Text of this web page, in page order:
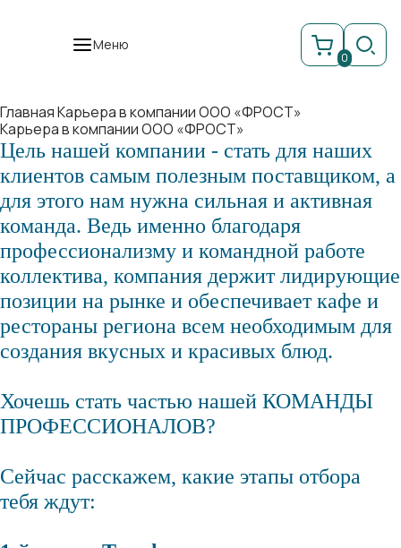
Меню
0
ГлавнаяКарьера в компании ООО «ФРОСТ»
Карьера в компании ООО «ФРОСТ»
Цель нашей компании - стать для наших
клиентов самым полезным поставщиком, а
для этого нам нужна сильная и активная
команда. Ведь именно благодаря
профессионализму и командной работе
коллектива, компания держит лидирующие
позиции на рынке и обеспечивает кафе и
рестораны региона всем необходимым для
создания вкусных и красивых блюд.
Хочешь стать частью нашей КОМАНДЫ
ПРОФЕССИОНАЛОВ?
Сейчас расскажем, какие этапы отбора
тебя ждут: